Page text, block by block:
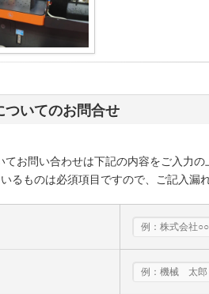
ついてのお問合せ
てお問い合わせは下記の内容をご入力
るものは必須項目ですので、ご記入漏